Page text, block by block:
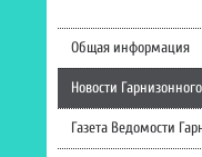
Общая информация
Новости
Газета Ведомости